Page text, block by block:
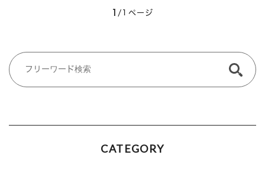
1 /1ページ
CATEGORY